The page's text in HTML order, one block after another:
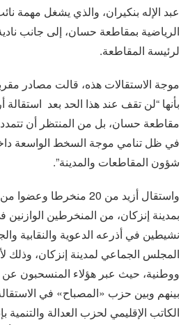
عبد الإله بنكيران، والذي يشغل مهمة
الرياضية بمقاطعة حسان، إلى جانب نادية
لرئيسة المقاطعة.
موجة الاستقالات هذه، قالت مصادر
بأنها “لن تقف عند هذا الحد بعد
مقاطعة حسان، بل من المنتظر أن
في ظل تنامي موجة السخط الواسعة
شؤون المقاطعات والمدينة”.
واستقال أزيد من 20
بمدينة إنزكان، من المنخرطين
نشيطين في أذرعه الدعوية والنقابية
المجلس الجماعي لمدينة إنزكان، وذلك
ووطنية، حيث عبر هؤلاء المنسحبون عن
بينهم وبين حزب «المصباح» في
الكاتب الإقليمي لحزب العدالة